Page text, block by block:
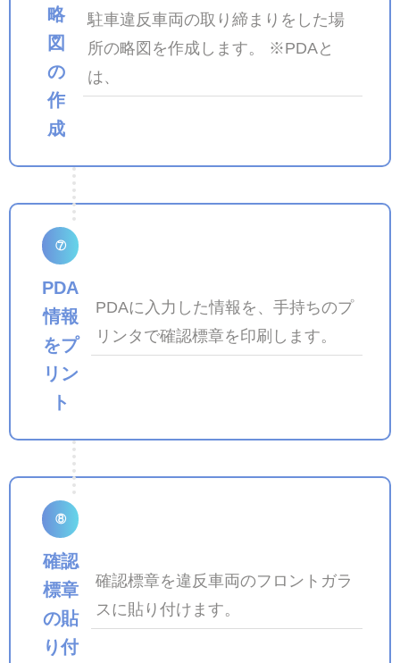
略
図
の
作
成
駐車違反車両の取り締まりをした場
所の略図を作成します。 ※PDAと
は、
⑦
PDA
情報
をプ
リン
ト
PDAに入力した情報を、手持ちのプ
リンタで確認標章を印刷します。
⑧
確認
標章
の貼
り付
確認標章を違反車両のフロントガラ
スに貼り付けます。